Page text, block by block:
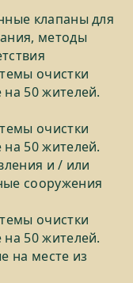
клапаны для
методы
очистки
50 жителей.
очистки
50 жителей.
и / или
сооружения
очистки
50 жителей.
на месте из